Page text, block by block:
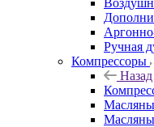
Ручная
Компрессоры
Назад